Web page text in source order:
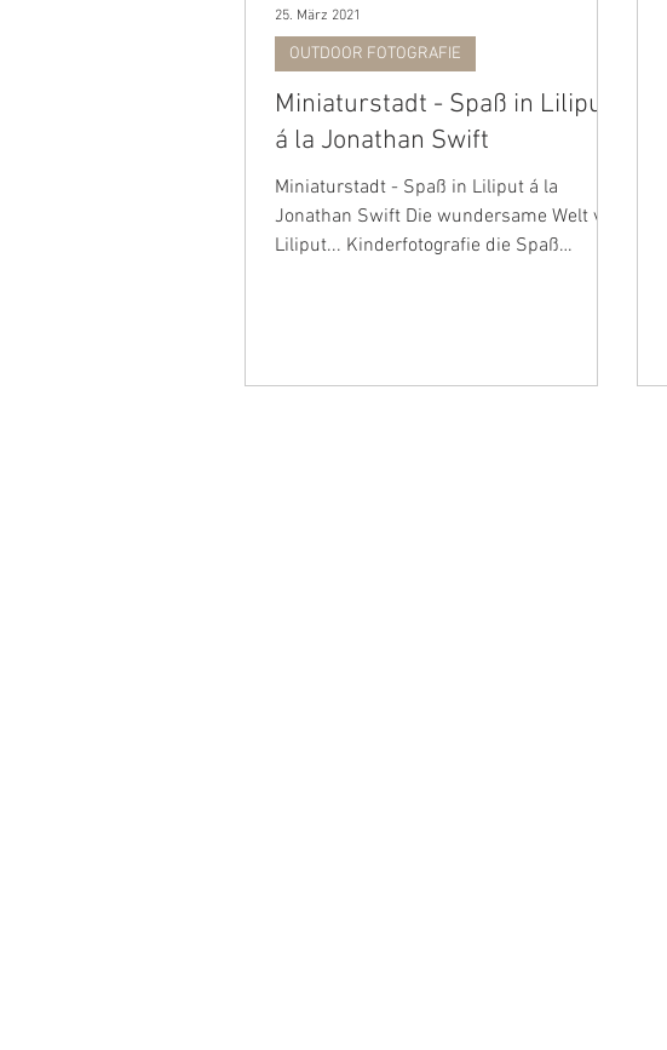
Miniaturstadt - Spaß in Liliput
á la ‎Jonathan Swift
Miniaturstadt - Spaß in Liliput á la
‎Jonathan Swift Die wundersame Welt von
Liliput... Kinderfotografie die Spaß
OUTDOOR FOTOGRAFIE
25. März 2021